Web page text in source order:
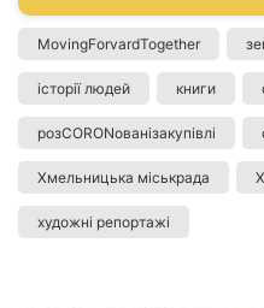
MovingForvardTogether
історії людей книги
розCORONованізакупівлі
Хмельницька міськрада
художні репортажі